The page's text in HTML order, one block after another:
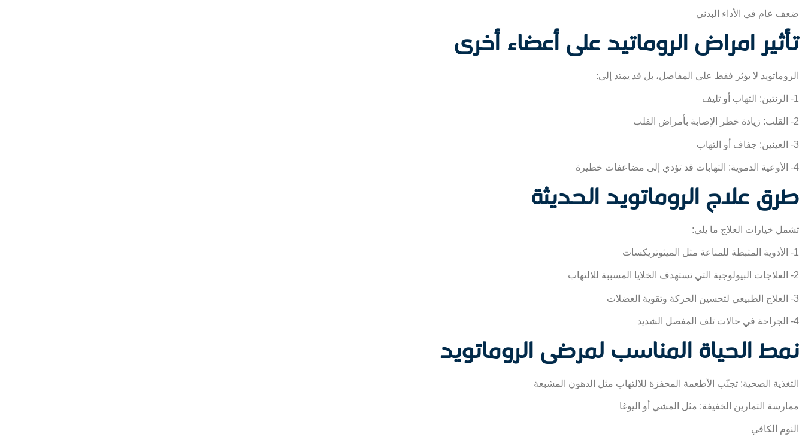
ضعف عام في الأداء البدني
تأثير امراض الروماتيد على أعضاء أخرى
الروماتويد لا يؤثر فقط على المفاصل، بل قد يمتد إلى:
1- الرئتين: التهاب أو تليف
2- القلب: زيادة خطر الإصابة بأمراض القلب
3- العينين: جفاف أو التهاب
4- الأوعية الدموية: التهابات قد تؤدي إلى مضاعفات خطيرة
طرق علاج الروماتويد الحديثة
تشمل خيارات العلاج ما يلي:
1- الأدوية المثبطة للمناعة مثل الميثوتريكسات
2- العلاجات البيولوجية التي تستهدف الخلايا المسببة للالتهاب
3- العلاج الطبيعي لتحسين الحركة وتقوية العضلات
4- الجراحة في حالات تلف المفصل الشديد
نمط الحياة المناسب لمرضى الروماتويد
التغذية الصحية: تجنّب الأطعمة المحفزة للالتهاب مثل الدهون المشبعة
ممارسة التمارين الخفيفة: مثل المشي أو اليوغا
النوم الكافي